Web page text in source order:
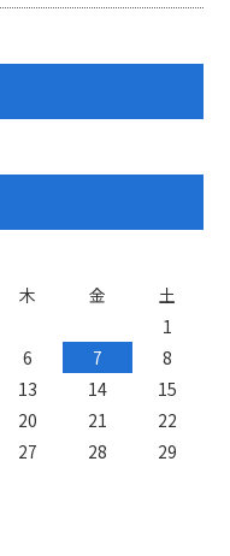
木 金 土
1
6 7
8
13 14
15
20 21
22
27 28
29